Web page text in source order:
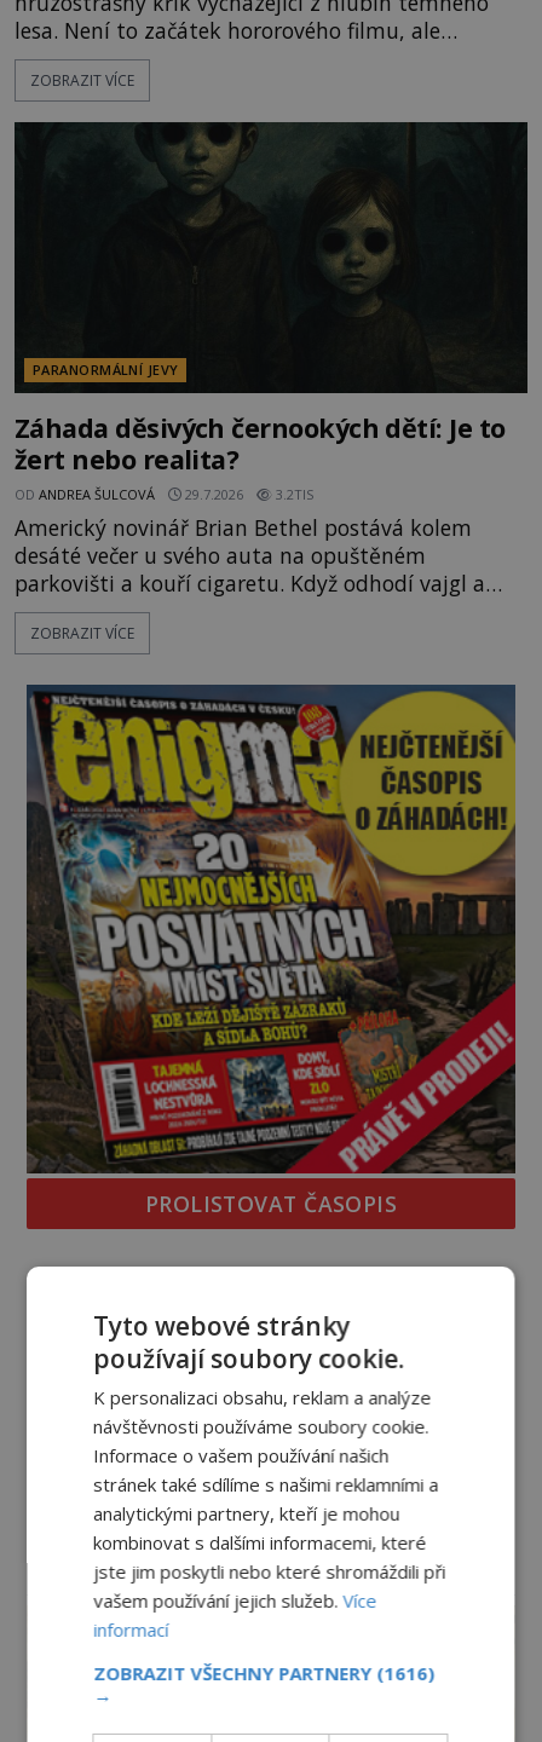
lesa. Není to začátek hororového filmu, ale
události, které popisují návštěvníci lesů, které jsou
označovány jako nejděsivější na světě. Lidé bydlící
vyhýbají! Už jste o těchto lesích slyšeli? A odvážili
byste se je navštívit? [gallery ids="17
ZOBRAZIT VÍCE
PARANORMÁLNÍ JEVY
Záhada děsivých černookých dětí: Je to
žert nebo realita?
OD ANDREA ŠULCOVÁ 29.7.2026 3.2TIS
Americký novinář Brian Bethel postává kolem
desáté večer u svého auta na opuštěném
parkovišti a kouří cigaretu. Když odhodí vajgl a
chystá se nastoupit do auta, přijdou k němu dva
mladí chlapci, kterým může být okolo 14 let.
pouhých několik minut od tohoto parkoviště,“
zeptá se suverénně jeden z nich. P
ZOBRAZIT VÍCE
PROLISTOVAT ČASOPIS
reklama
Tyto webové stránky
používají soubory cookie.
K personalizaci obsahu, reklam a analýze
návštěvnosti používáme soubory cookie.
Informace o vašem používání našich
stránek také sdílíme s našimi reklamními a
analytickými partnery, kteří je mohou
kombinovat s dalšími informacemi, které
jste jim poskytli nebo které shromáždili při
vašem používání jejich služeb.Více
informací
ZOBRAZIT VŠECHNY PARTNERY (1616)
→